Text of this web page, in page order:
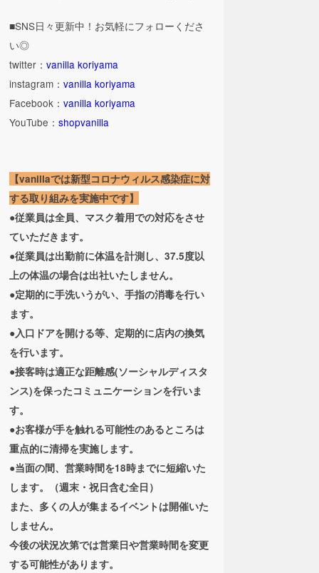
■SNS日々更新中！お気軽にフォローくださ
い◎
twitter：vanilla koriyama
instagram：vanilla koriyama
Facebook：vanilla koriyama
YouTube：shopvanilla
【vanillaでは新型コロナウィルス感染症に対
する取り組みを実施中です】
●従業員は全員、マスク着用での対応をさせ
ていただきます。
●従業員は出勤前に体温を計測し、37.5度以
上の体温の場合は出社いたしません。
●定期的に手洗いうがい、手指の消毒を行い
ます。
●入口ドアを開ける等、定期的に店内の換気
を行います。
●接客時は適正な距離感(ソーシャルディスタ
ンス)を保ったコミュニケーションを行いま
す。
●お客様が手を触れる可能性のあるところは
重点的に清掃を実施します。
●当面の間、営業時間を18時までに短縮いた
します。（週末・祝日含む全日）
また、多くの人が集まるイベントは開催いた
しません。
今後の状況次第では営業日や営業時間を変更
する可能性があります。